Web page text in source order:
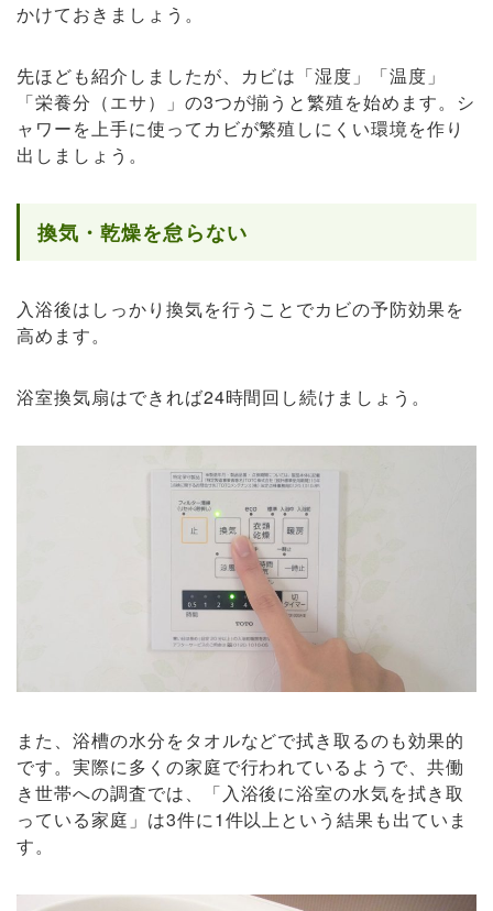
かけておきましょう。
先ほども紹介しましたが、カビは「湿度」「温度」
「栄養分（エサ）」の3つが揃うと繁殖を始めます。シ
ャワーを上手に使ってカビが繁殖しにくい環境を作り
出しましょう。
換気・乾燥を怠らない
入浴後はしっかり換気を行うことでカビの予防効果を
高めます。
浴室換気扇はできれば24時間回し続けましょう。
また、浴槽の水分をタオルなどで拭き取るのも効果的
です。実際に多くの家庭で行われているようで、共働
き世帯への調査では、「入浴後に浴室の水気を拭き取
っている家庭」は3件に1件以上という結果も出ていま
す。